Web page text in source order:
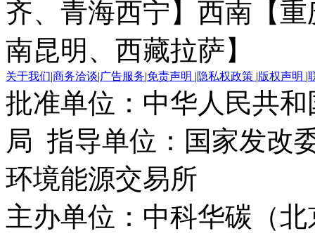
齐、青海西宁】 西南【
南昆明、西藏拉萨】
关于我们|商务洽谈|广告服务|免责声明 |隐私权政策 |版权声明 |
批准单位：中华人民共
局 指导单位：国家发改
环境能源交易所
主办单位：中科华碳（